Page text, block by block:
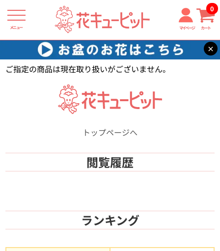
メニュー マイページ カート
0
×
花キューピット 【】
ご指定の商品は現在取り扱いがございません。
トップページへ
閲覧履歴
ランキング